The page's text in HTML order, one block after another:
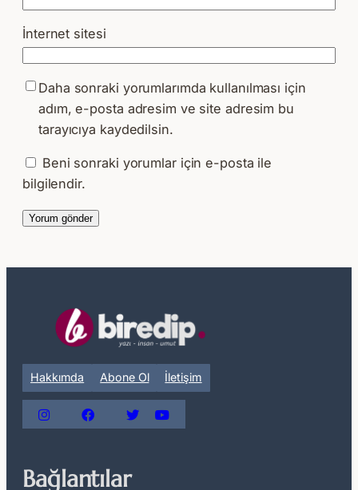
İnternet sitesi
Daha sonraki yorumlarımda kullanılması için
adım, e-posta adresim ve site adresim bu
tarayıcıya kaydedilsin.
Beni sonraki yorumlar için e-posta ile
bilgilendir.
Hakkımda Abone Ol İletişim
Bağlantılar